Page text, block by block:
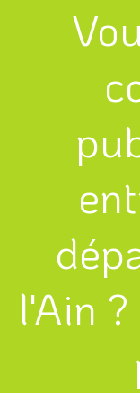
l'Ain